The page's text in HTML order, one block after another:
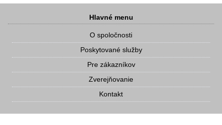
Hlavné menu
O spoločnosti
Poskytované služby
Pre zákazníkov
Zverejňovanie
Kontakt